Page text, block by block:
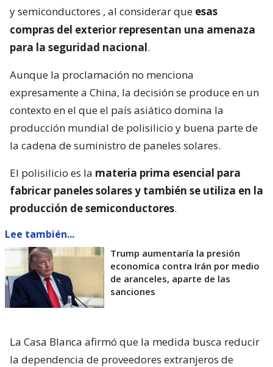
y semiconductores , al considerar que esas
compras del exterior representan una amenaza
para la seguridad nacional.
Aunque la proclamación no menciona
expresamente a China, la decisión se produce en un
contexto en el que el país asiático domina la
producción mundial de polisilicio y buena parte de
la cadena de suministro de paneles solares.
El polisilicio es la materia prima esencial para
fabricar paneles solares y también se utiliza en la
producción de semiconductores.
Lee también...
Trump aumentaría la presión
economíca contra Irán por medio
de aranceles, aparte de las
sanciones
La Casa Blanca afirmó que la medida busca reducir
la dependencia de proveedores extranjeros de